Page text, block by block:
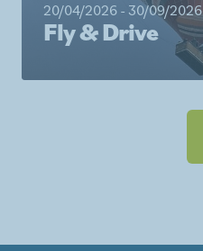
20/04/2026 - 30/09/2026
Fly & Drive